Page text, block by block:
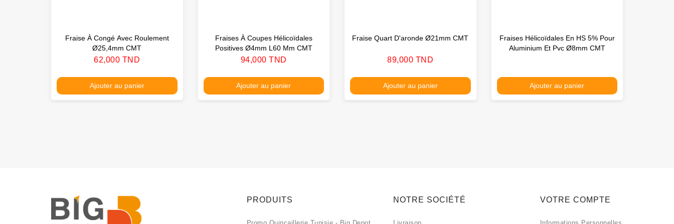
Fraise À Congé Avec Roulement
Ø25,4mm CMT
Prix
62,000 TND
Ajouter au panier
Fraises À Coupes Hélicoïdales
Positives Ø4mm L60 Mm CMT
Prix
94,000 TND
Ajouter au panier
Fraise Quart D'aronde Ø21mm CMT
Prix
89,000 TND
Ajouter au panier
Fraises Hélicoïdales En HS 5% Pour
Aluminium Et Pvc Ø8mm CMT
Ajouter au panier
PRODUITS NOTRE SOCIÉTÉ VOTRE COMPTE